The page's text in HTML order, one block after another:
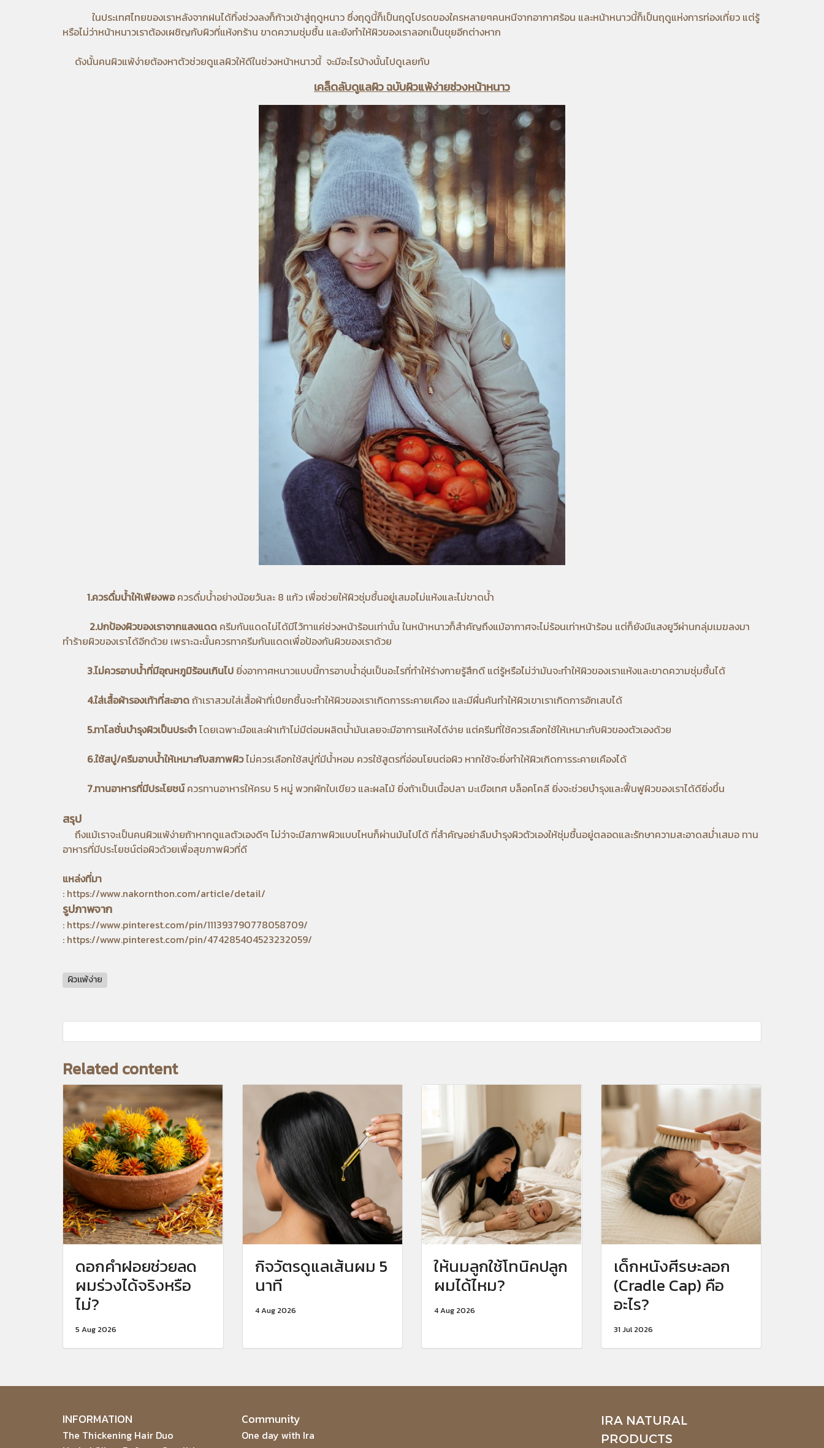
ในประเทศไทยของเราหลังจากฝนได้ทิ้งช่วงลงก็ก้าวเข้าสู่ฤดูหนาว ซึ่งฤดูนี้ก็เป็นฤดูโปรดของใครหลายๆคนหนีจากอากาศร้อน และหน้าหนาวนี้ก็เป็นฤดูแห่งการท่องเที่ยว แต่รู้
หรือไม่ว่าหน้าหนาวเราต้องเผชิญกับผิวที่แห้งกร้าน ขาดความชุ่มชื้น และยังทำให้ผิวของเราลอกเป็นขุยอีกต่างหาก
ดังนั้นคนผิวแพ้ง่ายต้องหาตัวช่วยดูแลผิวให้ดีในช่วงหน้าหนาวนี้ จะมีอะไรบ้างนั้นไปดูเลยกับ
เคล็ดลับดูแลผิว ฉบับผิวแพ้ง่ายช่วงหน้าหนาว
1.ควรดื่มน้ำให้เพียงพอควรดื่มน้ำอย่างน้อยวันละ 8 แก้ว เพื่อช่วยให้ผิวชุ่มชื้นอยู่เสมอไม่แห้งและไม่ขาดน้ำ
2.ปกป้องผิวของเราจากแสงแดด ครีมกันแดดไม่ได้มีไว้ทาแค่ช่วงหน้าร้อนเท่านั้น ในหน้าหนาวก็สำคัญถึงแม้อากาศจะไม่ร้อนเท่าหน้าร้อน แต่ก็ยังมีแสงยูวีผ่านกลุ่มเมฆลงมา
ทำร้ายผิวของเราได้อีกด้วย เพราะฉะนั้นควรทาครีมกันแดดเพื่อป้องกันผิวของเราด้วย
3.ไม่ควรอาบน้ำที่มีอุณหภูมิร้อนเกินไป ยิ่งอากาศหนาวแบบนี้การอาบน้ำอุ่นเป็นอะไรที่ทำให้ร่างกายรู้สึกดี แต่รู้หรือไม่ว่ามันจะทำให้ผิวของเราแห้งและขาดความชุ่มชื้นได้
4.ใส่เสื้อผ้ารองเท้าที่สะอาดถ้าเราสวมใส่เสื้อผ้าที่เปียกชื้นจะทำให้ผิวของเราเกิดการระคายเคือง และมีผื่นคันทำให้ผิวเขาเราเกิดการอักเสบได้
5.ทาโลชั่นบำรุงผิวเป็นประจำโดยเฉพาะมือและฝ่าเท้าไม่มีต่อมผลิตน้ำมันเลยจะมีอาการแห้งได้ง่าย แต่ครีมที่ใช้ควรเลือกใช้ให้เหมาะกับผิวของตัวเองด้วย
6.ใช้สบู่/ครีมอาบน้ำให้เหมาะกับสภาพผิวไม่ควรเลือกใช้สบู่ที่มีน้ำหอม ควรใช้สูตรที่อ่อนโยนต่อผิว หากใช้จะยิ่งทำให้ผิวเกิดการระคายเคืองได้
7.ทานอาหารที่มีประโยชน์ควรทานอาหารให้ครบ 5 หมู่ พวกผักใบเขียว และผลไม้ ยิ่งถ้าเป็นเนื้อปลา มะเขือเทศ บล็อคโคลี ยิ่งจะช่วยบำรุงและฟื้นฟูผิวของเราได้ดียิ่งขึ้น
สรุป
ถึงแม้เราจะเป็นคนผิวแพ้ง่ายถ้าหากดูแลตัวเองดีๆ ไม่ว่าจะมีสภาพผิวแบบไหนก็ผ่านมันไปได้ ที่สำคัญอย่าลืมบำรุงผิวตัวเองให้ชุ่มชื้นอยู่ตลอดและรักษาความสะอาดสม่ำเสมอ ทาน
อาหารที่มีประโยชน์ต่อผิวด้วยเพื่อสุขภาพผิวที่ดี
แหล่งที่มา
: https://www.nakornthon.com/article/detail/
รูปภาพจาก
: https://www.pinterest.com/pin/111393790778058709/
: https://www.pinterest.com/pin/474285404523232059/
ผิวเเพ้ง่าย
Related content
ดอกคำฝอยช่วยลด
ผมร่วงได้จริงหรือ
ไม่?
5 Aug 2026
กิจวัตรดูแลเส้นผม 5
นาที
4 Aug 2026
ให้นมลูกใช้โทนิคปลูก
ผมได้ไหม?
4 Aug 2026
เด็กหนังศีรษะลอก
(Cradle Cap) คือ
อะไร?
31 Jul 2026
INFORMATION
The Thickening Hair Duo
Community
One day with Ira
IRA NATURAL
PRODUCTS